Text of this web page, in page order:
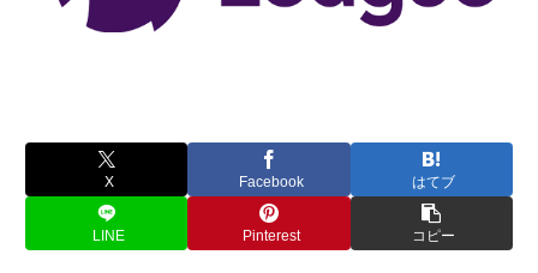
X Facebook はてブ
LINE Pinterest コピー